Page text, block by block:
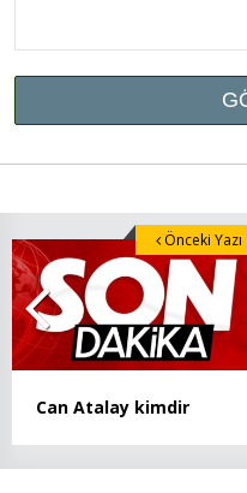
Can Atalay kimdir
Önceki Yazı